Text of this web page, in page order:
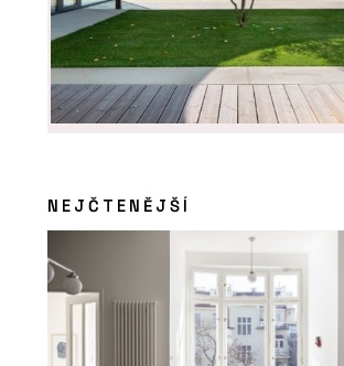
NEJČTENĚJŠÍ